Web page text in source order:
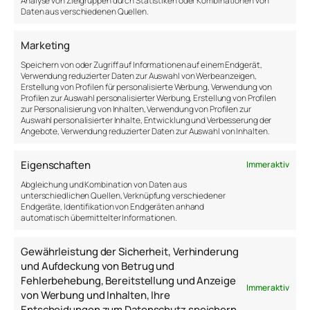
Daten aus verschiedenen Quellen.
Marketing
Speichern von oder Zugriff auf Informationen auf einem Endgerät,
Verwendung reduzierter Daten zur Auswahl von Werbeanzeigen,
Erstellung von Profilen für personalisierte Werbung, Verwendung von
Profilen zur Auswahl personalisierter Werbung, Erstellung von Profilen
zur Personalisierung von Inhalten, Verwendung von Profilen zur
Auswahl personalisierter Inhalte, Entwicklung und Verbesserung der
Angebote, Verwendung reduzierter Daten zur Auswahl von Inhalten.
Eigenschaften
Immer aktiv
Abgleichung und Kombination von Daten aus
unterschiedlichen Quellen, Verknüpfung verschiedener
Endgeräte, Identifikation von Endgeräten anhand
automatisch übermittelter Informationen.
Gewährleistung der Sicherheit, Verhinderung
und Aufdeckung von Betrug und
Fehlerbehebung, Bereitstellung und Anzeige
von Werbung und Inhalten, Ihre
Immer aktiv
eins-Sessions und eigener Balance blieb oft keine
Kapazität, um allen zu helfen. Und viele hätten
schon früher profitiert, hätten sie praktische
Methoden gekannt und angewendet.
Deshalb habe ich das „Mental Health Workout“
entwickelt.
Ein Format, in dem wir psychische Gesundheit
theoretisch, sondern konkret und spürbar. Schon
eine einzige Session reicht aus, um Methoden
kennenzulernen und selbst auszuprobieren.
„Anton, können wir das nicht regelmäßig machen?“
Und nun sage ich:Ja. Wir machen es.
Quellen